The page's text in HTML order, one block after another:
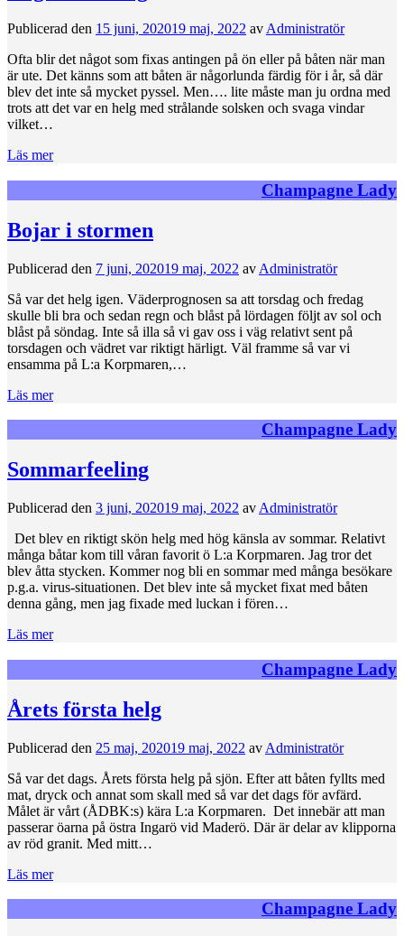
Publicerad den 15 juni, 202019 maj, 2022 av Administratör
Ofta blir det något som fixas antingen på ön eller på båten när man
är ute. Det känns som att båten är någorlunda färdig för i år, så där
blev det inte så mycket pyssel. Men…. lite måste man ju ordna med
trots att det var en helg med strålande solsken och svaga vindar
vilket…
Läs mer
Champagne Lady
Bojar i stormen
Publicerad den 7 juni, 202019 maj, 2022 av Administratör
Så var det helg igen. Väderprognosen sa att torsdag och fredag
skulle bli bra och sedan regn och blåst på lördagen följt av sol och
blåst på söndag. Inte så illa så vi gav oss i väg relativt sent på
torsdagen och vädret var riktigt härligt. Väl framme så var vi
ensamma på L:a Korpmaren,…
Läs mer
Champagne Lady
Sommarfeeling
Publicerad den 3 juni, 202019 maj, 2022 av Administratör
Det blev en riktigt skön helg med hög känsla av sommar. Relativt
många båtar kom till våran favorit ö L:a Korpmaren. Jag tror det
blev åtta stycken. Kommer nog bli en sommar med många besökare
p.g.a. virus-situationen. Det blev inte så mycket fixat med båten
denna gång, men jag fixade med luckan i fören…
Läs mer
Champagne Lady
Årets första helg
Publicerad den 25 maj, 202019 maj, 2022 av Administratör
Så var det dags. Årets första helg på sjön. Efter att båten fyllts med
mat, dryck och annat som skall med så var det dags för avfärd.
Målet är vårt (ÅDBK:s) kära L:a Korpmaren. Det innebär att man
passerar öarna på östra Ingarö vid Maderö. Där är delar av klipporna
av röd granit. Med mitt…
Läs mer
Champagne Lady